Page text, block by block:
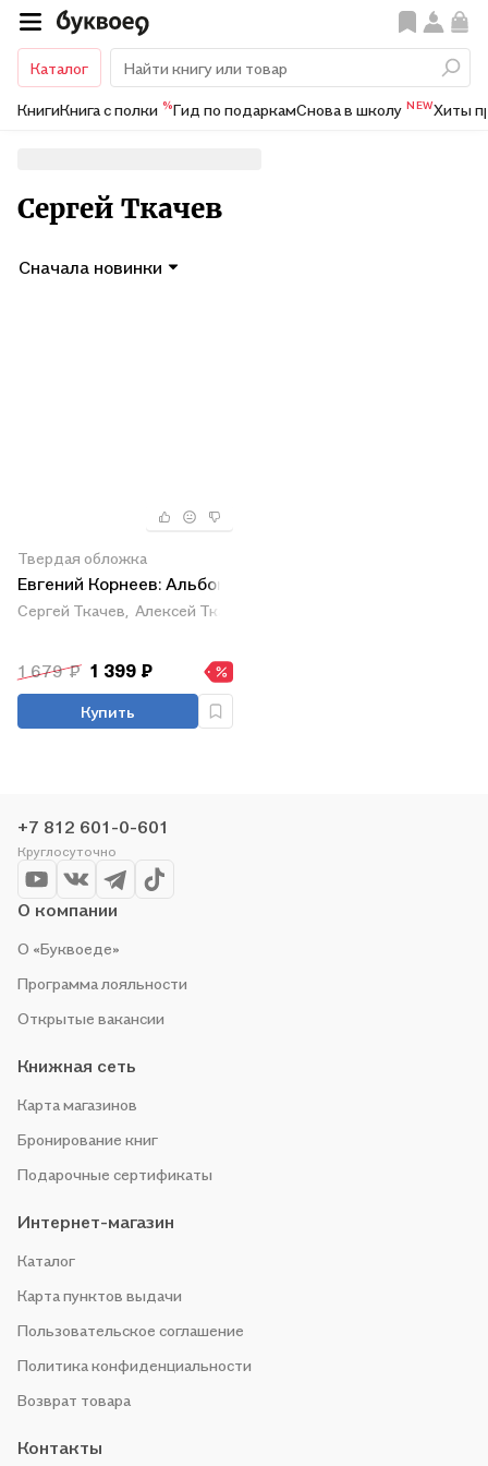
Каталог
КнигиКнига с полки %Гид по подаркамСнова в школу NEWХиты
Сергей Ткачев
Сначала новинки
Твердая обложка
Евгений Корнеев: Альбом
Сергей Ткачев, Алексей Ткачев
1 679 ₽ 1 399 ₽
Купить
+7 812 601-0-601
Круглосуточно
О компании
О «Буквоеде»
Программа лояльности
Открытые вакансии
Книжная сеть
Карта магазинов
Бронирование книг
Подарочные сертификаты
Интернет-магазин
Каталог
Карта пунктов выдачи
Пользовательское соглашение
Политика конфиденциальности
Возврат товара
Контакты